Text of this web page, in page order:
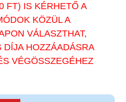
FT) IS KÉRHETŐ A
KÖZÜL A
VÁLASZTHAT,
DÍJA HOZZÁADÁSRA
VÉGÖSSZEGÉHEZ